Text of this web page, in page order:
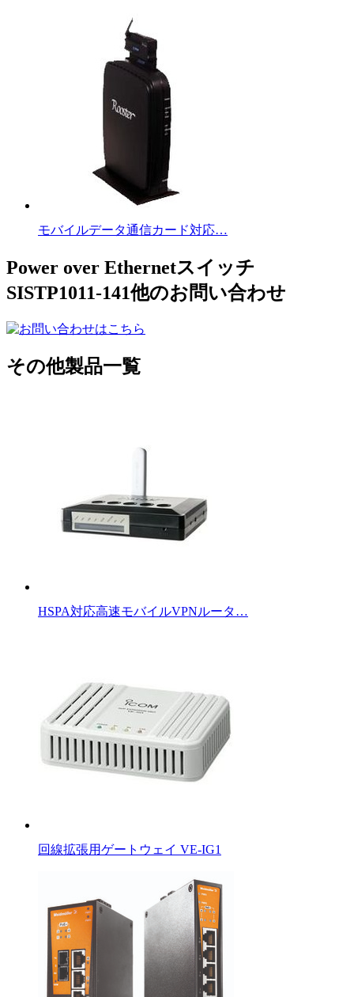
モバイルデータ通信カード対応…
Power over Ethernetスイッチ
SISTP1011-141他のお問い合わせ
その他製品一覧
HSPA対応高速モバイルVPNルータ…
回線拡張用ゲートウェイ VE-IG1